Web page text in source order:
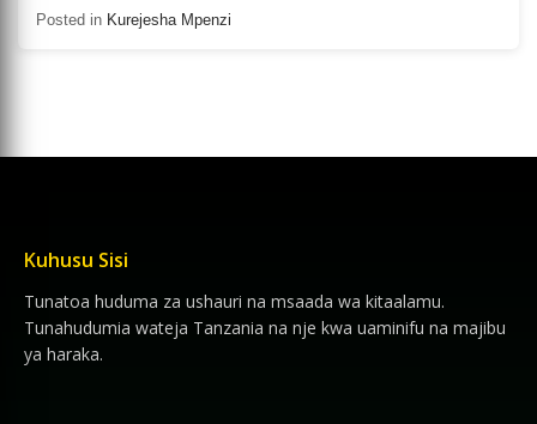
Posted in Kurejesha Mpenzi
Kuhusu Sisi
Tunatoa huduma za ushauri na msaada wa kitaalamu.
Tunahudumia wateja Tanzania na nje kwa uaminifu na majibu
ya haraka.